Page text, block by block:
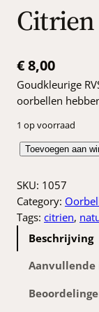
€8,00
Goudkleurige
oorbellen
1 op voorraad
t
r
i
e
Toevoegen aan
SKU: 1057
Category:
Tags: citrien,
Beschrijving